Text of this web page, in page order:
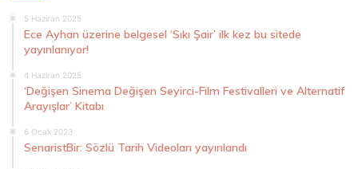
5 Haziran 2025
Ece Ayhan üzerine belgesel ‘Sıkı Şair’ ilk kez bu sitede
yayınlanıyor!
4 Haziran 2025
‘Değişen Sinema Değişen Seyirci-Film Festivalleri ve Alternatif
Arayışlar’ Kitabı
6 Ocak 2023
SenaristBir: Sözlü Tarih Videoları yayınlandı